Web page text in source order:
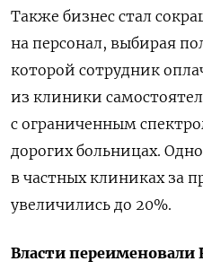
Также бизнес стал
на персонал, выбирая
которой сотрудник
из клиники
с ограниченным
дорогих больницах.
в частных клиниках за
увеличились до 20%.
Власти переименовали